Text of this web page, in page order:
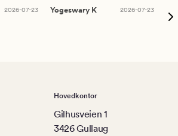
2026-07-23
Yogeswary K
2026-07-23
Hovedkontor
Gilhusveien 1
3426 Gullaug